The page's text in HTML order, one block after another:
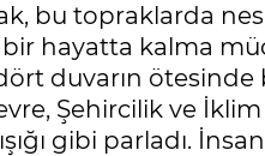
bu topraklarda
hayatta kalma
duvarın ötesinde
Şehircilik ve İklim
gibi parladı.